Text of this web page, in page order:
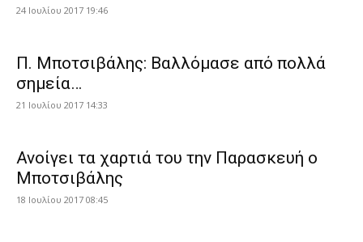
24 Ιουλίου 2017 19:46
Π. Μποτσιβάλης: Βαλλόμασε από πολλά
σημεία…
21 Ιουλίου 2017 14:33
Ανοίγει τα χαρτιά του την Παρασκευή ο
Μποτσιβάλης
18 Ιουλίου 2017 08:45